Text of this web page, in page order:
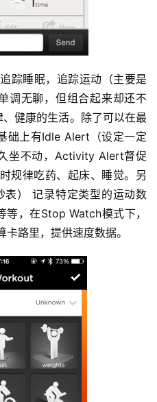
踪睡眠，追踪运动（主要是
调无聊，但组合起来却还不
健康的生活。除了可以在最
础上有Idle Alert（设定一定
坐不动，Activity Alert督促
规律吃药、起床、睡觉。另
） 记录特定类型的运动数
，在Stop Watch模式下，
路里，提供速度数据。